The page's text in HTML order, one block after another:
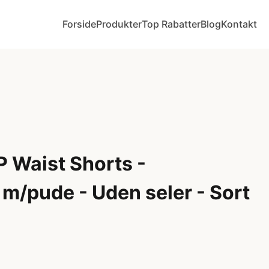
ForsideProdukterTop RabatterBlogKontakt
Waist Shorts -
pude - Uden seler - Sort